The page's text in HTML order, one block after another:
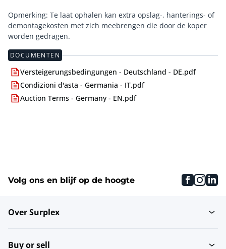
Opmerking: Te laat ophalen kan extra opslag-, hanterings- of
demontagekosten met zich meebrengen die door de koper
worden gedragen.
DOCUMENTEN
Versteigerungsbedingungen - Deutschland - DE.pdf
Condizioni d'asta - Germania - IT.pdf
Auction Terms - Germany - EN.pdf
Volg ons en blijf op de hoogte
Over Surplex
Buy or sell